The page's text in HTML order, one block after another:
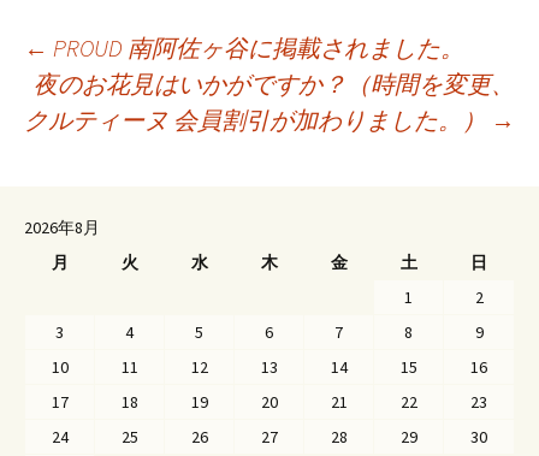
稿
ゲ
← PROUD 南阿佐ヶ谷に掲載されました。
夜のお花見はいかがですか？（時間を変更、
クルティーヌ 会員割引が加わりました。）
→
2026年8月
月
火 水 木 金 土 日
1
2
3
4 5 6 7 8
9
10
11 12 13 14 15
16
17
18 19 20 21 22
23
24
25 26 27 28 29
30